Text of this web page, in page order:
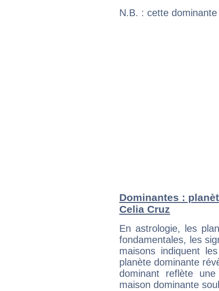
N.B. : cette
Dominantes :
Celia Cruz
En astrologie, les
fondamentales, les
maisons indiquent
planète dominante
dominant reflète
maison dominante